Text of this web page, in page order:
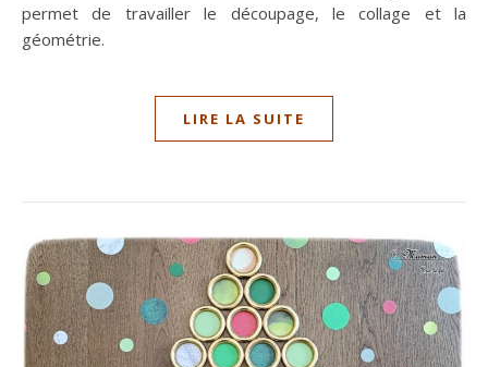
permet de travailler le découpage, le collage et la
géométrie.
LIRE LA SUITE